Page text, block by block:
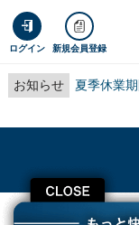
ログイン 新規会員登録
お知らせ 夏季休業